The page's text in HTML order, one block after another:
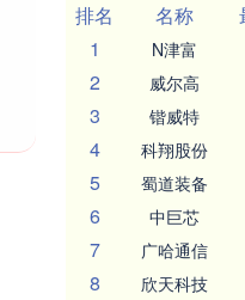
排名
名称
1
N津富
2 威尔高
3 锴威特
4 科翔股份
5 蜀道装备
6 中巨芯
7 广哈通信
8 欣天科技